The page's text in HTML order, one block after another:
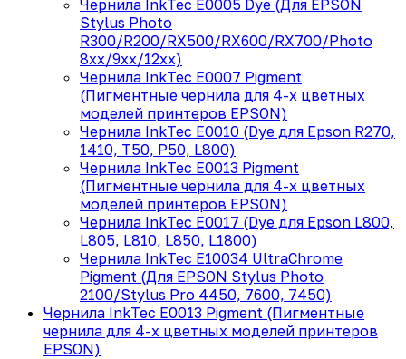
Чернила InkTec E0005 Dye (Для EPSON
Stylus Photo
R300/R200/RX500/RX600/RX700/Photo
8хх/9хх/12хх)
Чернила InkTec E0007 Pigment
(Пигментные чернила для 4-х цветных
моделей принтеров EPSON)
Чернила InkTec E0010 (Dye для Epson R270,
1410, T50, P50, L800)
Чернила InkTec E0013 Pigment
(Пигментные чернила для 4-х цветных
моделей принтеров EPSON)
Чернила InkTec E0017 (Dye для Epson L800,
L805, L810, L850, L1800)
Чернила InkTec E10034 UltraChrome
Pigment (Для EPSON Stylus Photo
2100/Stylus Pro 4450, 7600, 7450)
Чернила InkTec E0013 Pigment (Пигментные
чернила для 4-х цветных моделей принтеров
EPSON)